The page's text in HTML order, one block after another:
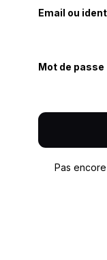
Email ou
Mot de passe
Pas